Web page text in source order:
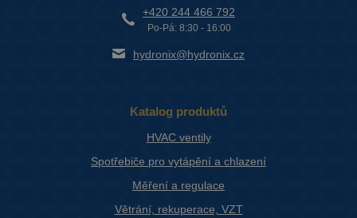
+420 244 466 792
Po-Pá: 8:30 - 16:00
hydronix@hydronix.cz
Katalog produktů
HVAC ventily
Spotřebiče pro vytápění a chlazení
Měření a regulace
Větrání, rekuperace, VZT